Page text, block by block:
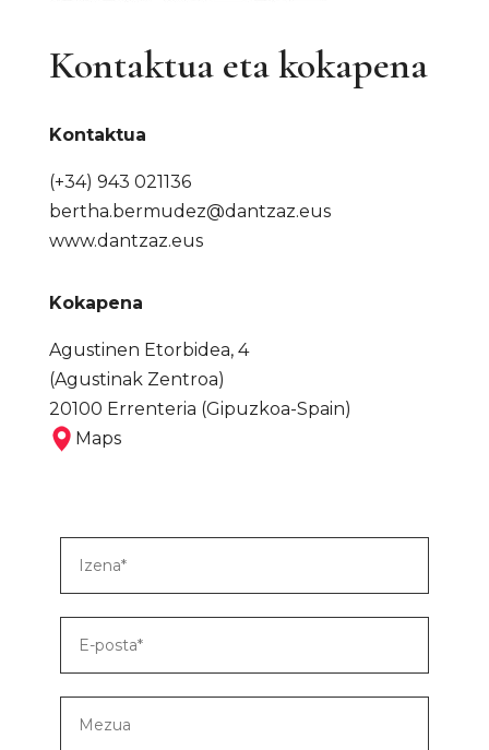
Kontaktua eta kokapena
Kontaktua
(+34) 943 021136
bertha.bermudez@dantzaz.eus
www.dantzaz.eus
Kokapena
Agustinen Etorbidea, 4
(Agustinak Zentroa)
20100 Errenteria (Gipuzkoa-Spain)
Maps